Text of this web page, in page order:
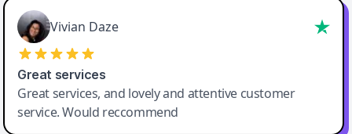
Vivian Daze
Great services
Great services, and lovely and attentive customer
service. Would reccommend